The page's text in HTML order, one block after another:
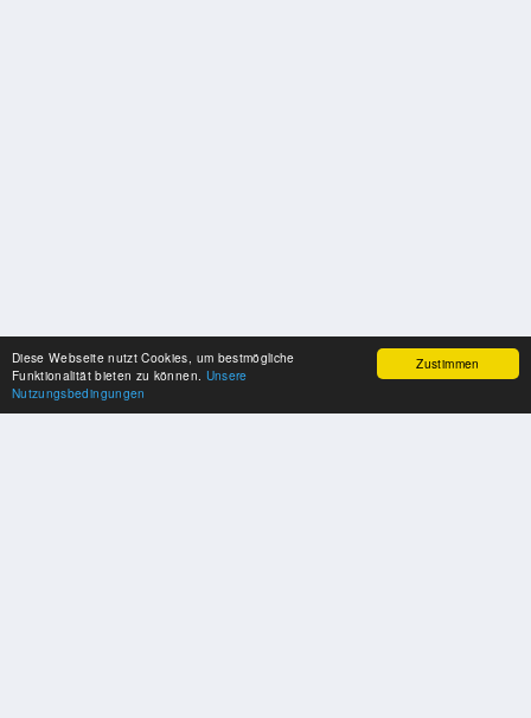
Zustimmen
Diese Webseite nutzt Cookies, um bestmögliche
Funktionalität bieten zu können. Unsere
Nutzungsbedingungen